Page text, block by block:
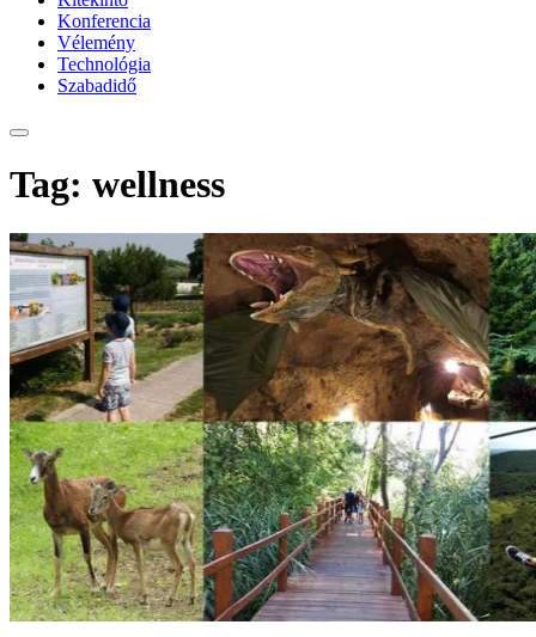
Konferencia
Vélemény
Technológia
Szabadidő
Tag: wellness